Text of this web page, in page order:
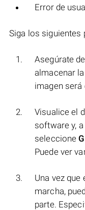
Error de
Siga los siguientes
Asegúrate
almacenar
imagen
Visualice el
software y,
seleccione
Puede ver
Una vez que
marcha,
parte.